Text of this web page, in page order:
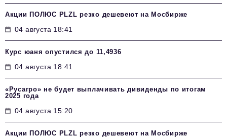
Акции ПОЛЮС PLZL резко дешевеют на Мосбирже
04 августа 18:41
Курс юаня опустился до 11,4936
04 августа 18:41
«Русагро» не будет выплачивать дивиденды по итогам
2025 года
04 августа 15:20
Акции ПОЛЮС PLZL резко дешевеют на Мосбирже